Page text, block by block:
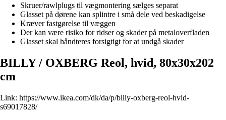
Skruer/rawlplugs til vægmontering sælges separat
Glasset på dørene kan splintre i små dele ved beskadigelse
Kræver fastgørelse til væggen
Der kan være risiko for ridser og skader på metaloverfladen
Glasset skal håndteres forsigtigt for at undgå skader
BILLY / OXBERG Reol, hvid, 80x30x202
cm
Link: https://www.ikea.com/dk/da/p/billy-oxberg-reol-hvid-
s69017828/